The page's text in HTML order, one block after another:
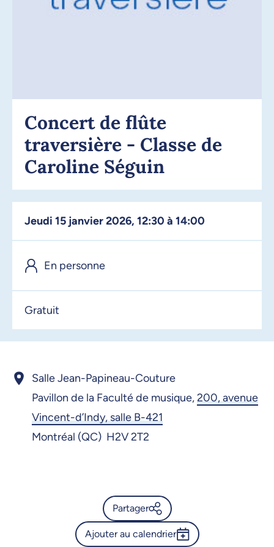
Concert de flûte
traversière - Classe de
Caroline Séguin
jeudi 15 janvier 2026, 12:30 à 14:00
En personne
Gratuit
Salle Jean-Papineau-Couture
Pavillon de la Faculté de musique,200, avenue
Vincent-d’Indy, salle B-421
Montréal (QC) H2V 2T2
Partager
Calendrier de l’Université de
Ajouter au calendrier